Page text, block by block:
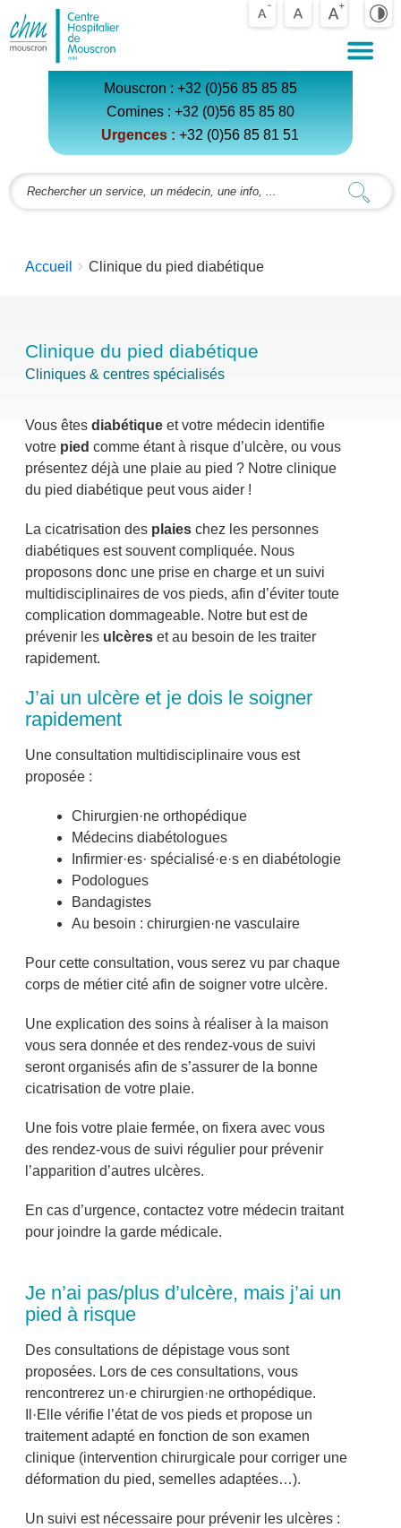
Hospitalier
de
Mouscron
Mouscron : +32 (0)56 85 85 85
Comines : +32 (0)56 85 85 80
Urgences : +32 (0)56 85 81 51
You
Accueil Clinique du pied diabétique
Clinique du pied diabétique
Cliniques & centres spécialisés
Vous êtes diabétiqueet votre médecin identifie
votre pied comme étant à risque d’ulcère, ou vous
présentez déjà une plaie au pied ? Notre clinique
du pied diabétique peut vous aider !
La cicatrisation des plaieschez les personnes
diabétiques est souvent compliquée. Nous
proposons donc une prise en charge et un suivi
multidisciplinaires de vos pieds, afin d’éviter toute
complication dommageable. Notre but est de
prévenir les ulcèreset au besoin de les traiter
rapidement.
J’ai un ulcère et je dois le soigner
rapidement
Une consultation multidisciplinaire vous est
proposée :
Chirurgien·ne orthopédique
Médecins diabétologues
Infirmier·es· spécialisé·e·s en diabétologie
Podologues
Bandagistes
Au besoin : chirurgien·ne vasculaire
Pour cette consultation, vous serez vu par chaque
corps de métier cité afin de soigner votre ulcère.
Une explication des soins à réaliser à la maison
vous sera donnée et des rendez-vous de suivi
seront organisés afin de s’assurer de la bonne
cicatrisation de votre plaie.
Une fois votre plaie fermée, on fixera avec vous
des rendez-vous de suivi régulier pour prévenir
l’apparition d’autres ulcères.
En cas d’urgence, contactez votre médecin traitant
pour joindre la garde médicale.
Je n’ai pas/plus d’ulcère, mais j’ai un
pied à risque
Des consultations de dépistage vous sont
proposées. Lors de ces consultations, vous
rencontrerez un·e chirurgien·ne orthopédique.
Il·Elle vérifie l’état de vos pieds et propose un
traitement adapté en fonction de son examen
clinique (intervention chirurgicale pour corriger une
déformation du pied, semelles adaptées…).
Un suivi est nécessaire pour prévenir les ulcères :